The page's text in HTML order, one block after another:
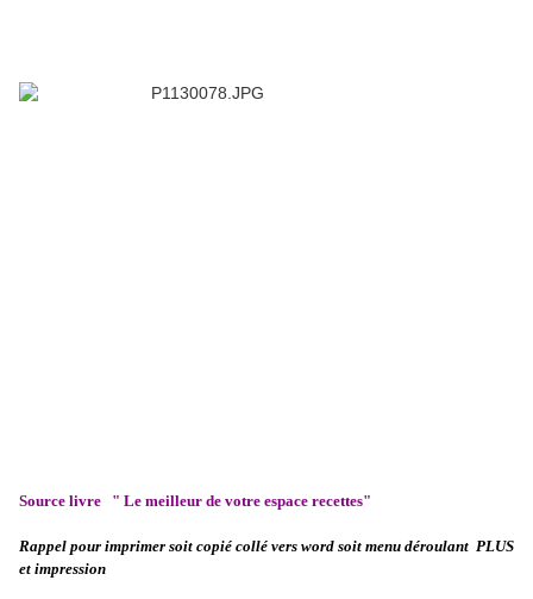
Source livre " Le meilleur de votre espace recettes"
Rappel pour imprimer soit copié collé vers word soit menu déroulant PLUS
et impression